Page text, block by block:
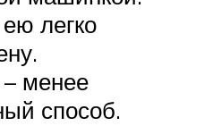
легко
менее
способ.